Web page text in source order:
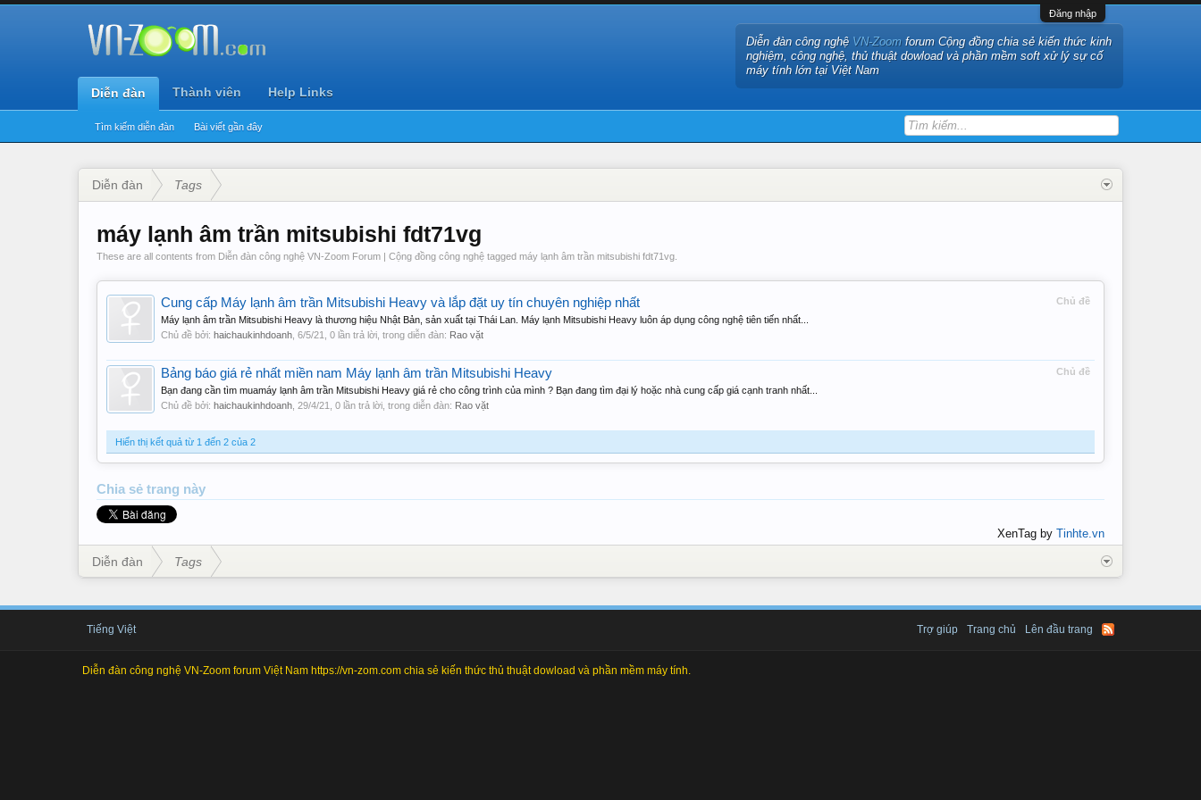
Đăng nhập
Diễn đàn công nghệ VN-Zoom forum Cộng đồng chia sẻ kiến thức kinh
nghiệm, công nghệ, thủ thuật dowload và phần mềm soft xử lý sự cố
máy tính lớn tại Việt Nam
Diễn đàn
Tìm kiếm diễn đàn Bài viết gần đây
Thành viên Help Links
Diễn đàn Tags
máy lạnh âm trần mitsubishi fdt71vg
These are all contents from Diễn đàn công nghệ VN-Zoom Forum | Cộng đồng công nghệ tagged máy lạnh âm trần mitsubishi fdt71vg.
Chủ đề
Cung cấp Máy lạnh âm trần Mitsubishi Heavy và lắp đặt uy tín chuyên nghiệp nhất
Máy lạnh âm trần Mitsubishi Heavy là thương hiệu Nhật Bản, sản xuất tại Thái Lan. Máy lạnh Mitsubishi Heavy luôn áp dụng công nghệ tiên tiến nhất...
Chủ đề bởi: haichaukinhdoanh 6/5/21 , 0 lần trả lời, trong diễn đàn: Rao vặt
Chủ đề
Bảng báo giá rẻ nhất miền nam Máy lạnh âm trần Mitsubishi Heavy
Bạn đang cần tìm muamáy lạnh âm trần Mitsubishi Heavy giá rẻ cho công trình của mình ? Bạn đang tìm đại lý hoặc nhà cung cấp giá cạnh tranh nhất...
Chủ đề bởi: haichaukinhdoanh 29/4/21 , 0 lần trả lời, trong diễn đàn: Rao vặt
Hiển thị kết quả từ 1 đến 2 của 2
Chia sẻ trang này
XenTag by Tinhte.vn
Diễn đàn Tags
Tiếng Việt Trợ giúp Trang chủ Lên đầu trang
Diễn đàn công nghệ VN-Zoom forum Việt Nam https://vn-zom.com chia sẻ kiến thức thủ thuật dowload và phần mềm máy tính.